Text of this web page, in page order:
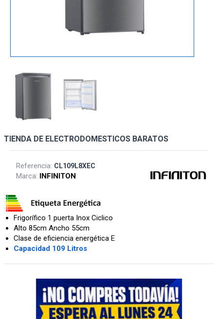
TIENDA DE ELECTRODOMESTICOS BARATOS
Referencia: CL109L8XEC
Marca: INFINITON
Frigorífico 1 puerta Inox Ciclico
Alto 85cm Ancho 55cm
Clase de eficiencia energética E
Capacidad 109 Litros